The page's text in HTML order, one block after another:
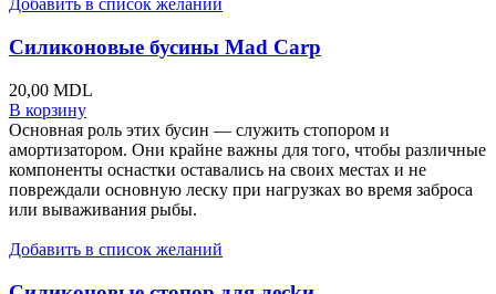
Добавить в список желаний
Силиконовые бусины Mad Carp
20,00 MDL
В корзину
Основная роль этих бусин — служить стопором и
амортизатором. Они крайне важны для того, чтобы различные
компоненты оснастки оставались на своих местах и не
повреждали основную леску при нагрузках во время заброса
или вываживания рыбы.
Добавить в список желаний